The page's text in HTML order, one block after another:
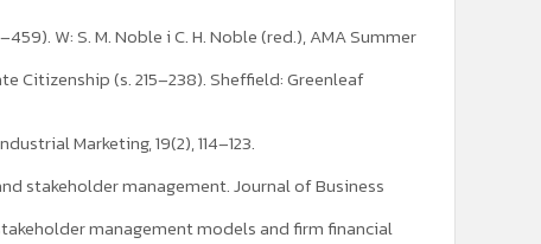
W: S. M. Noble i C. H. Noble (red.), AMA Summer
Citizenship (s. 215–238). Sheffield: Greenleaf
Marketing, 19(2), 114–123.
stakeholder management. Journal of Business
management models and firm financial